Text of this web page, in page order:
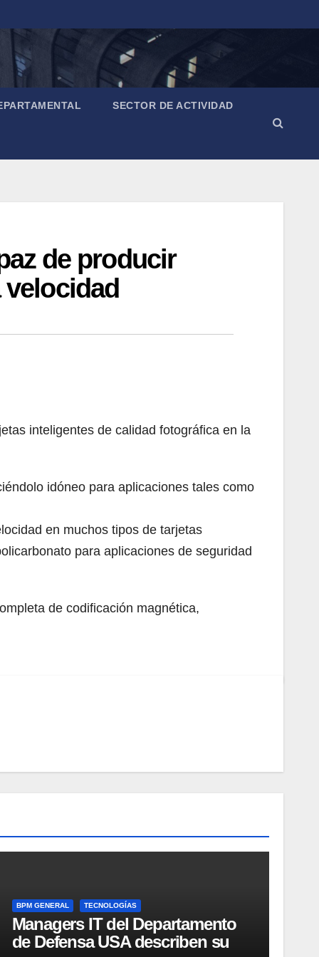
SECTOR DE ACTIVIDAD
de producir
velocidad
inteligentes de calidad fotográfica en la
idóneo para aplicaciones tales como
en muchos tipos de tarjetas
para aplicaciones de seguridad
de codificación magnética,
BPM GENERAL TECNOLOGÍAS
Managers IT del Departamento
de Defensa USA describen su